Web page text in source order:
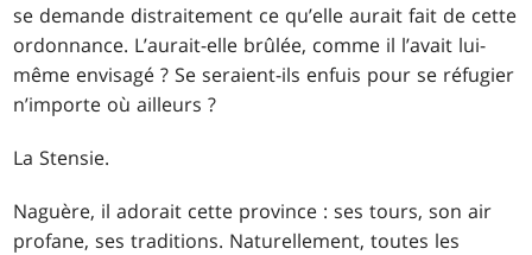
se demande distraitement ce qu’elle aurait fait de cette
ordonnance. L’aurait-elle brûlée, comme il l’avait lui-
même envisagé ? Se seraient-ils enfuis pour se réfugier
n’importe où ailleurs ?
La Stensie.
Naguère, il adorait cette province : ses tours, son air
profane, ses traditions. Naturellement, toutes les